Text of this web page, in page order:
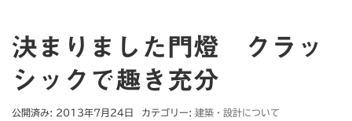
決まりました門燈 クラッ
シックで趣き充分
公開済み: 2013年7月24日 カテゴリー: 建築・設計について